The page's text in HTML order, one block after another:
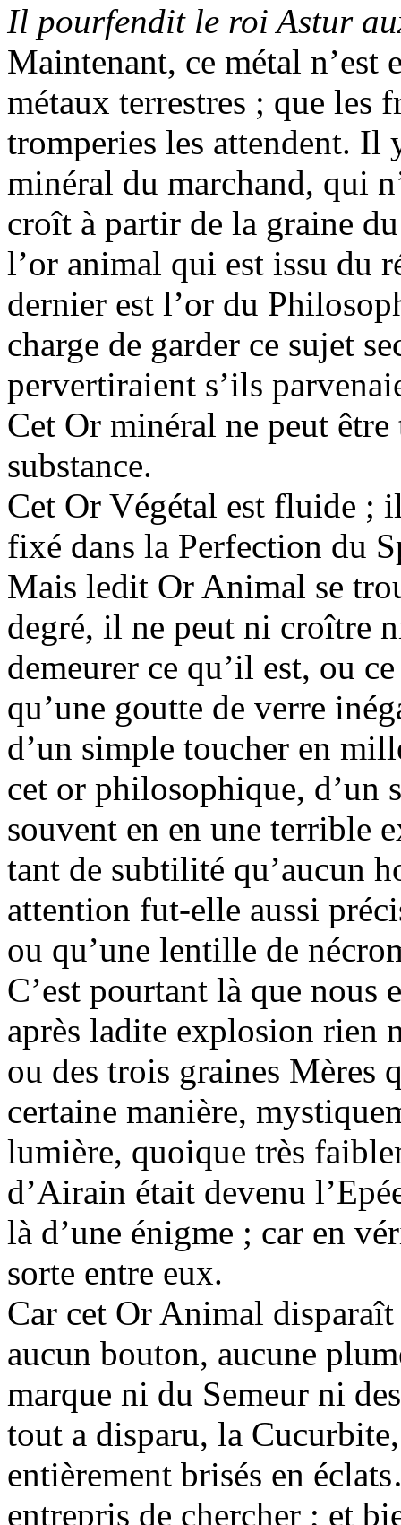
Il pourfendit le roi Astur
Maintenant, ce métal n’est
métaux terrestres ; que les
tromperies les attendent. Il
minéral du marchand, qui
croît à partir de la graine
l’or animal qui est issu du
dernier est l’or du
charge de garder ce sujet
pervertiraient s’ils
Cet Or minéral ne peut
substance.
Cet Or Végétal est fluide ;
fixé dans la Perfection du
Mais ledit Or Animal se
degré, il ne peut ni croître
demeurer ce qu’il est, ou
qu’une goutte de verre
d’un simple toucher en
cet or philosophique, d’un
souvent en en une terrible
tant de subtilité qu’aucun
attention fut-elle aussi
ou qu’une lentille de
C’est pourtant là que
après ladite explosion rien
ou des trois graines Mères
certaine manière,
lumière, quoique très
d’Airain était devenu
là d’une énigme ; car en
sorte entre eux.
Car cet Or Animal
aucun bouton, aucune
marque ni du Semeur ni
tout a disparu, la
entièrement brisés en
entrepris de chercher ; et